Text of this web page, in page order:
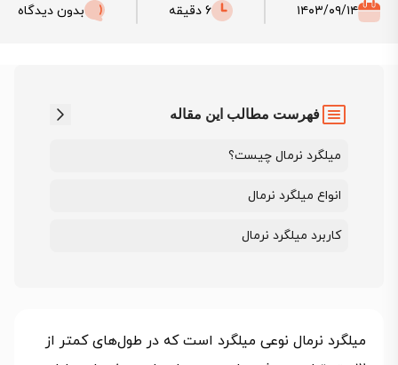
۱۴۰۳/۰۹/۱۴
6 دقیقه بدون دیدگاه
فهرست مطالب این مقاله
میلگرد نرمال چیست؟
انواع میلگرد نرمال
کاربرد میلگرد نرمال
میلگرد نرمال نوعی میلگرد است که در طول‌های کمتر از